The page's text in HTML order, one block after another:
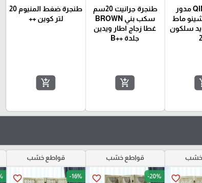
طنجرة QINA مدور
ماط
32803-17/A يد سلكون
طنجرة جرانيت 20سم
سكب بني BROWN
غطا زجاج اطار ويدين
جلدة ++B
add_shopping_cart
طنجرة ضغط المنيوم 20
لتر كوين ++
add_shopping_cart
خشب
favorite_border
قواطع خشب
favorite_border -20%
قواطع خشب
favorite_border -16%